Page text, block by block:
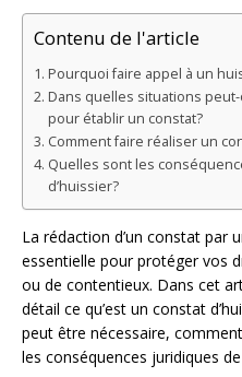
Contenu de l'article
Pourquoi faire appel à un
Dans quelles situations
pour établir un constat?
Comment faire réaliser un
Quelles sont les
d’huissier?
La rédaction d’un constat par
essentielle pour protéger vos
ou de contentieux. Dans cet
détail ce qu’est un constat
peut être nécessaire,
les conséquences juridiques